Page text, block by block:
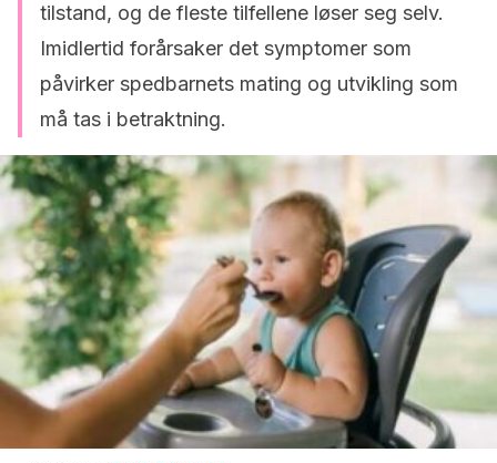
tilstand, og de fleste tilfellene løser seg selv.
Imidlertid forårsaker det symptomer som
påvirker spedbarnets mating og utvikling som
må tas i betraktning.